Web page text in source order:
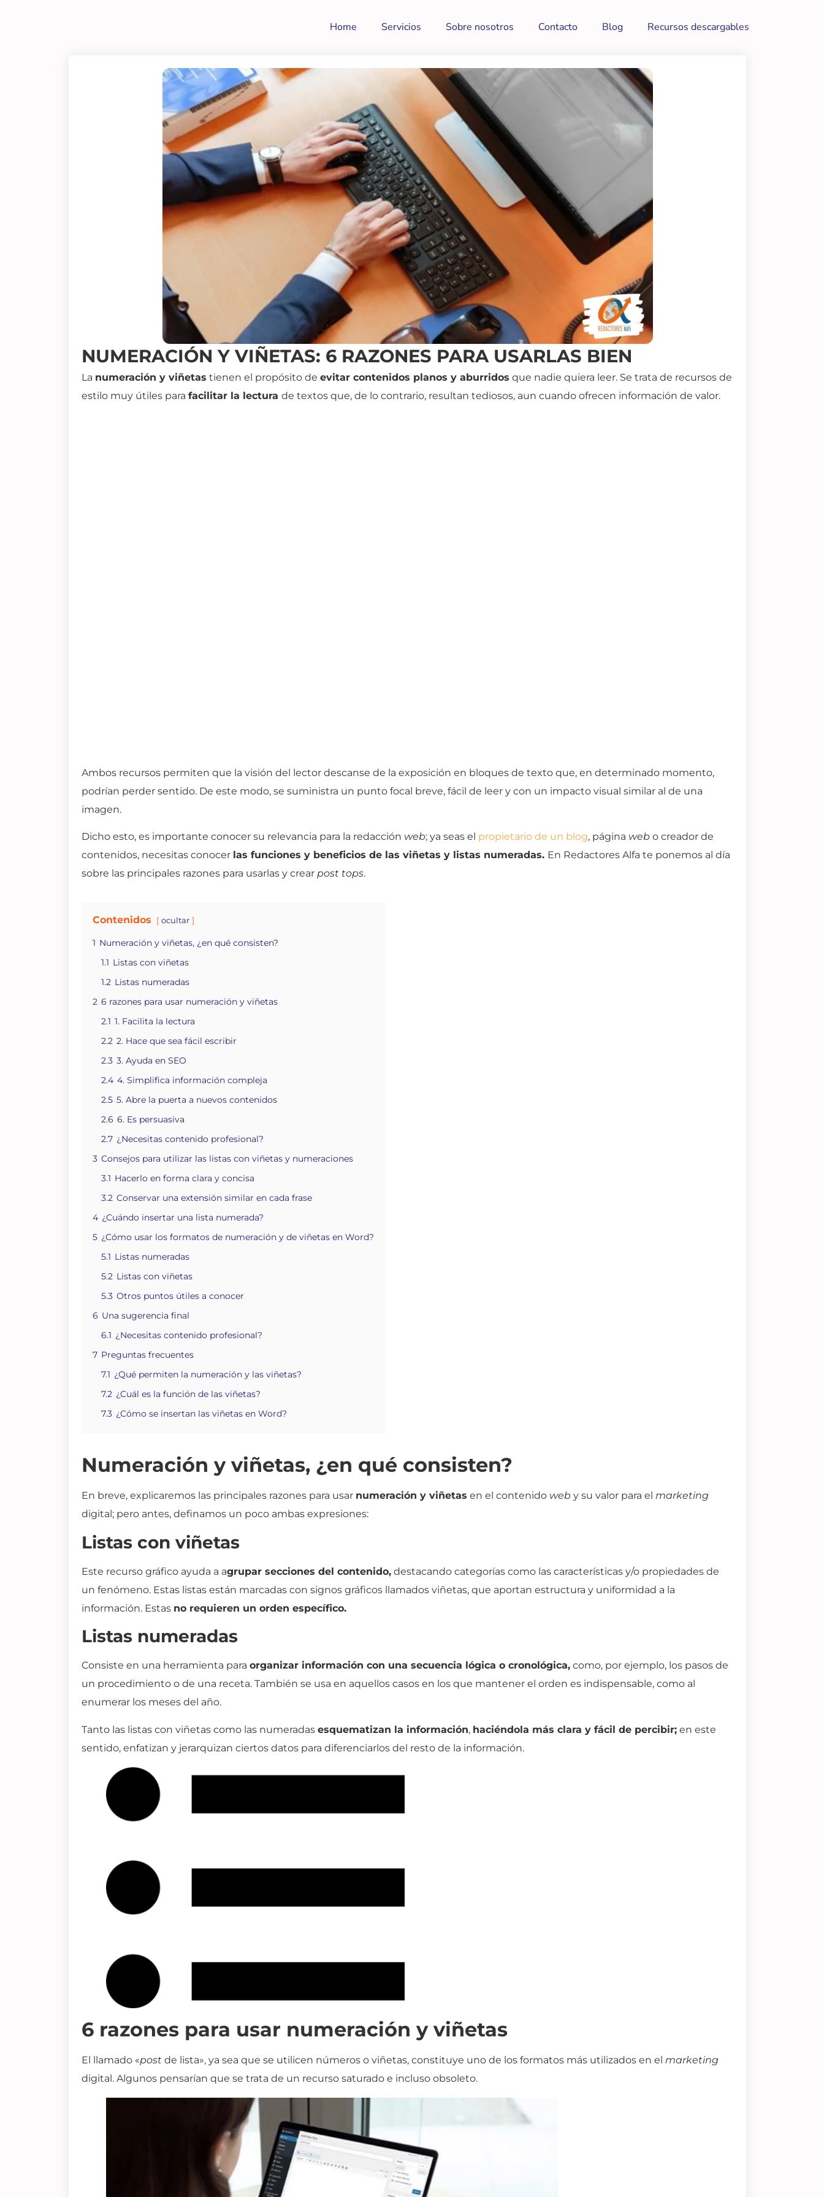
Home Servicios Sobre nosotros Contacto Blog Recursos descargables
NUMERACIÓN Y VIÑETAS: 6 RAZONES PARA USARLAS BIEN
La numeración y viñetas tienen el propósito de evitar contenidos planos y aburridos que nadie quiera leer. Se trata de recursos de
estilo muy útiles para facilitar la lectura de textos que, de lo contrario, resultan tediosos, aun cuando ofrecen información de valor.
Ambos recursos permiten que la visión del lector descanse de la exposición en bloques de texto que, en determinado momento,
podrían perder sentido. De este modo, se suministra un punto focal breve, fácil de leer y con un impacto visual similar al de una
imagen.
Dicho esto, es importante conocer su relevancia para la redacción web; ya seas el propietario de un blog, página web o creador de
contenidos, necesitas conocer las funciones y beneficios de las viñetas y listas numeradas. En Redactores Alfa te ponemos al día
sobre las principales razones para usarlas y crear post tops.
Contenidos ocultar
1 Numeración y viñetas, ¿en qué consisten?
1.1 Listas con viñetas
1.2 Listas numeradas
2 6 razones para usar numeración y viñetas
2.1 1. Facilita la lectura
2.2 2. Hace que sea fácil escribir
2.3 3. Ayuda en SEO
2.4 4. Simplifica información compleja
2.5 5. Abre la puerta a nuevos contenidos
2.6 6. Es persuasiva
2.7 ¿Necesitas contenido profesional?
3 Consejos para utilizar las listas con viñetas y numeraciones
3.1 Hacerlo en forma clara y concisa
3.2 Conservar una extensión similar en cada frase
4 ¿Cuándo insertar una lista numerada?
5 ¿Cómo usar los formatos de numeración y de viñetas en Word?
5.1 Listas numeradas
5.2 Listas con viñetas
5.3 Otros puntos útiles a conocer
6 Una sugerencia final
6.1 ¿Necesitas contenido profesional?
7 Preguntas frecuentes
7.1 ¿Qué permiten la numeración y las viñetas?
7.2 ¿Cuál es la función de las viñetas?
7.3 ¿Cómo se insertan las viñetas en Word?
Numeración y viñetas, ¿en qué consisten?
En breve, explicaremos las principales razones para usar numeración y viñetas en el contenido web y su valor para el marketing
digital; pero antes, definamos un poco ambas expresiones:
Listas con viñetas
Este recurso gráfico ayuda a agrupar secciones del contenido, destacando categorías como las características y/o propiedades de
un fenómeno. Estas listas están marcadas con signos gráficos llamados viñetas, que aportan estructura y uniformidad a la
información. Estas no requieren un orden específico.
Listas numeradas
Consiste en una herramienta para organizar información con una secuencia lógica o cronológica, como, por ejemplo, los pasos de
un procedimiento o de una receta. También se usa en aquellos casos en los que mantener el orden es indispensable, como al
enumerar los meses del año.
Tanto las listas con viñetas como las numeradas esquematizan la información, haciéndola más clara y fácil de percibir; en este
sentido, enfatizan y jerarquizan ciertos datos para diferenciarlos del resto de la información.
6 razones para usar numeración y viñetas
El llamado «post de lista», ya sea que se utilicen números o viñetas, constituye uno de los formatos más utilizados en el marketing
digital. Algunos pensarían que se trata de un recurso saturado e incluso obsoleto.